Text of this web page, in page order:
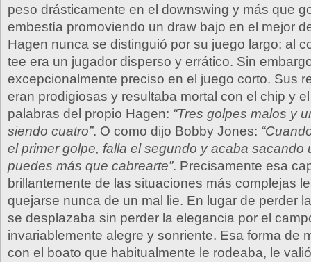
peso drásticamente en el downswing y más que
embestía promoviendo un draw bajo en el mejor
Hagen nunca se distinguió por su juego largo; al
tee era un jugador disperso y errático. Sin
excepcionalmente preciso en el juego corto. Sus
eran prodigiosas y resultaba mortal con el chip y
palabras del propio Hagen: “Tres golpes malos y
siendo cuatro”. O como dijo Bobby Jones:
el primer golpe, falla el segundo y acaba sacando
puedes más que cabrearte”. Precisamente esa
brillantemente de las situaciones más complejas
quejarse nunca de un mal lie. En lugar de perder
se desplazaba sin perder la elegancia por el
invariablemente alegre y sonriente. Esa forma de
con el boato que habitualmente le rodeaba, le